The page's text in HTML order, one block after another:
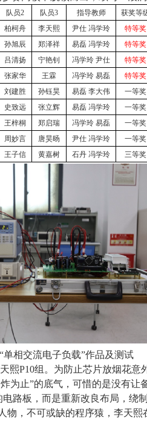
队员2 队员3 指导教师
获奖等
柏柯舟 李天熙 尹仕 冯学玲
特等奖
孙旭辰 郑泽祥 易磊 冯学玲
特等奖
吕清扬 宁艳钊 冯学玲 尹仕
特等奖
张家华 王霖 冯学玲 易磊
特等奖
刘建胜 孙钰昊 易磊 李大伟
一等奖
史致远 张立辉 易磊 冯学玲
一等奖
王梓桐 郑启瑞 冯学玲 易磊
一等奖
周妙言 唐昊旸 尹仕 冯学玲
一等奖
王子信 黄嘉树 石丹 冯学玲 三等奖
单相交流电子负载”作品及测试
熙P10组。为防止芯片放烟花意
为止”的底气，可惜的是没有让
路板，而是重新改良布局，绕
物，不可或缺的程序猿，李天